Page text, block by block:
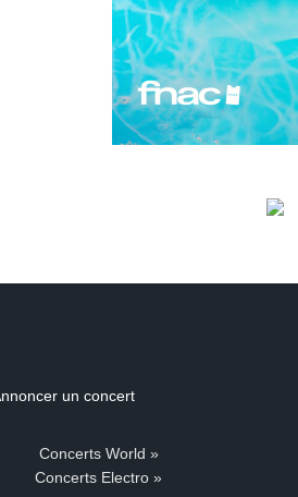
un concert
Concerts World »
Concerts Electro »